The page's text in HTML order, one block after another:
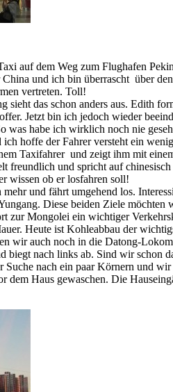
auf dem Weg zum Flughafen
und ich bin überrascht über
vertreten. Toll!
sieht das schon anders aus. Edith
Jetzt bin ich jedoch wieder
was habe ich wirklich noch nie
hoffe der Fahrer versteht ein
Taxifahrer und zeigt ihm mit
freundlich und spricht auf
wissen ob er losfahren soll!
und fährt umgehend los.
Diese beiden Ziele
zur Mongolei ein wichtiger
Heute ist Kohleabbau der
wir auch noch in die Datong-
biegt nach links ab. Sind wir schon
Suche nach ein paar Körnern und
dem Haus gewaschen. Die